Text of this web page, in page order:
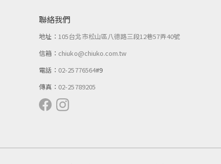
聯絡我們
地址：105台北市松山區八德路三段12巷57弄40號
信箱： chiuko@chiuko.com.tw
電話： 02-25776564#9
傳真： 02-25789205